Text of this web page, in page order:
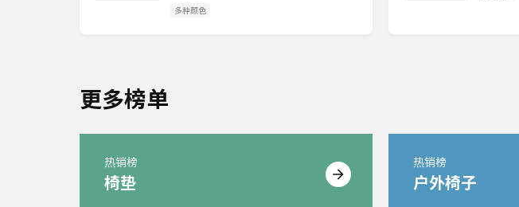
多种颜色
更多榜单
热销榜
椅垫
热销榜
户外椅子